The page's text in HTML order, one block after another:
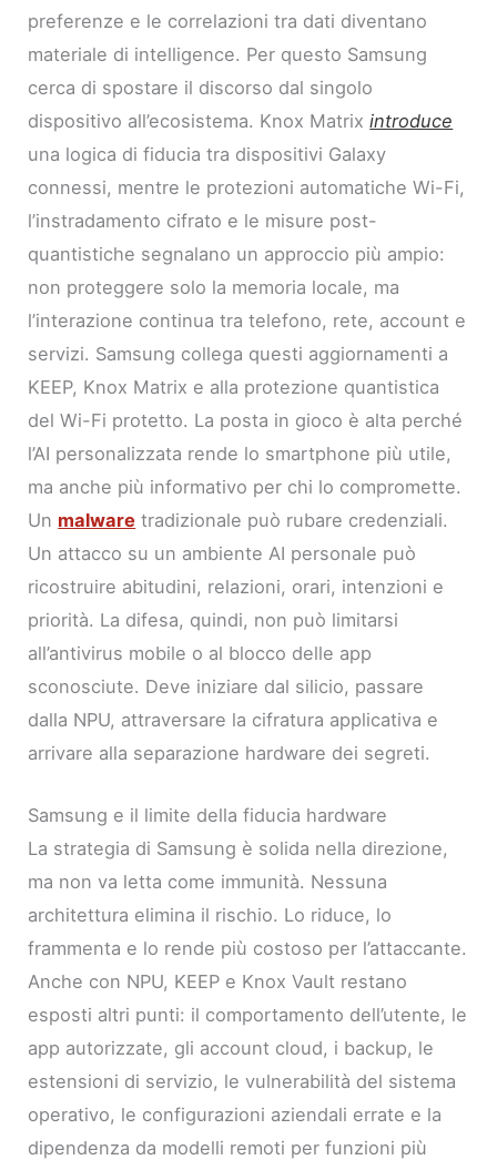
preferenze e le correlazioni tra dati diventano
materiale di intelligence. Per questo Samsung
cerca di spostare il discorso dal singolo
dispositivo all’ecosistema. Knox Matrixintroduce
una logica di fiducia tra dispositivi Galaxy
connessi, mentre le protezioni automatiche Wi-Fi,
l’instradamento cifrato e le misure post-
quantistiche segnalano un approccio più ampio:
non proteggere solo la memoria locale, ma
l’interazione continua tra telefono, rete, account e
servizi. Samsung collega questi aggiornamenti a
KEEP, Knox Matrix e alla protezione quantistica
del Wi-Fi protetto. La posta in gioco è alta perché
l’AI personalizzata rende lo smartphone più utile,
ma anche più informativo per chi lo compromette.
Un malware tradizionale può rubare credenziali.
Un attacco su un ambiente AI personale può
ricostruire abitudini, relazioni, orari, intenzioni e
priorità. La difesa, quindi, non può limitarsi
all’antivirus mobile o al blocco delle app
sconosciute. Deve iniziare dal silicio, passare
dalla NPU, attraversare la cifratura applicativa e
arrivare alla separazione hardware dei segreti.
Samsung e il limite della fiducia hardware
La strategia di Samsung è solida nella direzione,
ma non va letta come immunità. Nessuna
architettura elimina il rischio. Lo riduce, lo
frammenta e lo rende più costoso per l’attaccante.
Anche con NPU, KEEP e Knox Vault restano
esposti altri punti: il comportamento dell’utente, le
app autorizzate, gli account cloud, i backup, le
estensioni di servizio, le vulnerabilità del sistema
operativo, le configurazioni aziendali errate e la
dipendenza da modelli remoti per funzioni più